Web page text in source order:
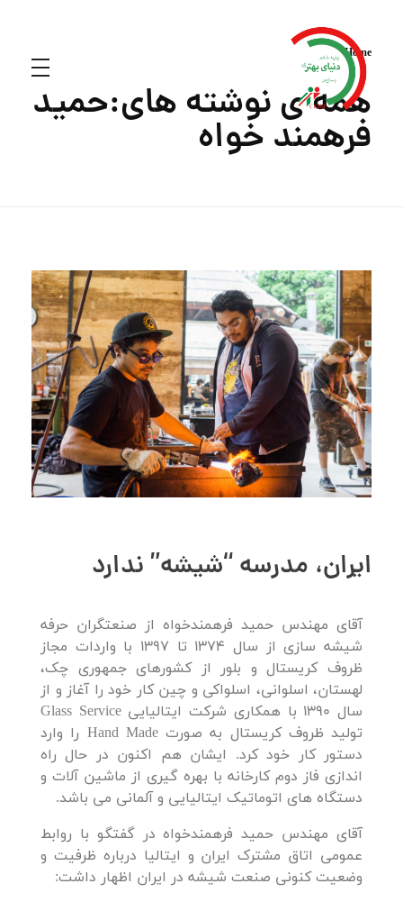
Home
همه ی نوشته های:حمید
فرهمند خواه
ایران، مدرسه “شیشه” ندارد
آقای مهندس حمید فرهمندخواه از صنعتگران حرفه
شیشه سازی از سال 1374 تا 1397 با واردات مجاز
ظروف کریستال و بلور از کشورهای جمهوری چک،
لهستان، اسلوانی، اسلواکی و چین کار خود را آغاز و از
سال 1390 با همکاری شرکت ایتالیایی Glass Service
تولید ظروف کریستال به صورت Hand Made را وارد
دستور کار خود کرد. ایشان هم اکنون در حال راه
اندازی فاز دوم کارخانه با بهره گیری از ماشین آلات و
دستگاه های اتوماتیک ایتالیایی و آلمانی می باشد.
آقای مهندس حمید فرهمندخواه در گفتگو با روابط
عمومی اتاق مشترک ایران و ایتالیا درباره ظرفیت و
وضعیت کنونی صنعت شیشه در ایران اظهار داشت: